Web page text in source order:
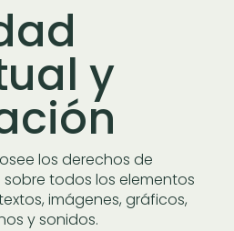
y
los derechos de
todos los elementos
imágenes, gráficos,
y sonidos.